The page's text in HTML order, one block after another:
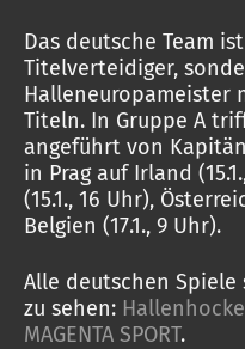
Das deutsche Team
Titelverteidiger,
Halleneuropameister
Titeln. In Gruppe A
angeführt von
in Prag auf Irland
(15.1., 16 Uhr),
Belgien (17.1., 9 Uhr).
Alle deutschen
zu sehen:
MAGENTA SPORT.